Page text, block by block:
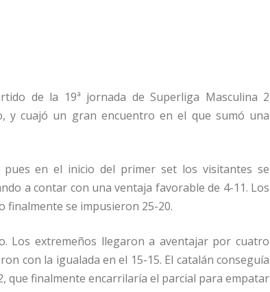
de la 19ª jornada de Superliga Masculina 2
y cuajó un gran encuentro en el que sumó una
en el inicio del primer set los visitantes se
a contar con una ventaja favorable de 4-11. Los
finalmente se impusieron 25-20.
Los extremeños llegaron a aventajar por cuatro
con la igualada en el 15-15. El catalán conseguía
que finalmente encarrilaría el parcial para empatar